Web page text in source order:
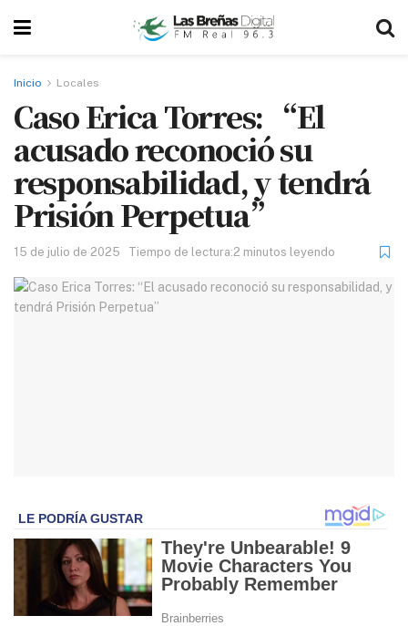
Inicio Locales
Caso Erica Torres: “El
acusado reconoció su
responsabilidad, y tendrá
Prisión Perpetua”
15 de julio de 2025 Tiempo de lectura:2 minutos leyendo